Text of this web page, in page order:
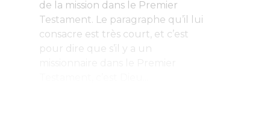
de la mission dans le Premier
Testament. Le paragraphe qu’il lui
consacre est très court, et c’est
pour dire que s’il y a un